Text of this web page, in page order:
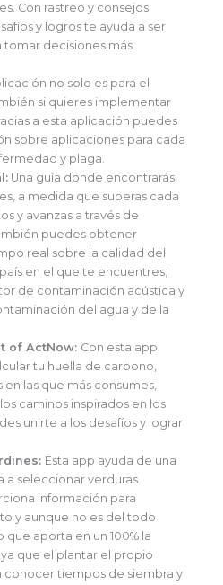
Con rastreo y consejos
y logros te ayuda a ser
tomar decisiones más
no solo es para el
si quieres implementar
a esta aplicación puedes
sobre aplicaciones para cada
y plaga.
Una guía donde encontrarás
a medida que superas cada
y avanzas a través de
puedes obtener
real sobre la calidad del
en el que te encuentres;
de contaminación acústica y
del agua y de la
of ActNow: Con esta app
tu huella de carbono,
en las que más consumes,
caminos inspirados en los
unirte a los desafíos y lograr
Esta app ayuda de una
a seleccionar verduras
información para
y aunque no es del todo
que aporta en un 100% la
que el plantar el propio
conocer tiempos de siembra y